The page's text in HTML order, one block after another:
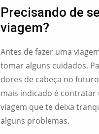
Precisando de
viagem?
Antes de fazer uma
tomar alguns cuidados.
dores de cabeça no
mais indicado é contratar
viagem que te deixa
alguns problemas.